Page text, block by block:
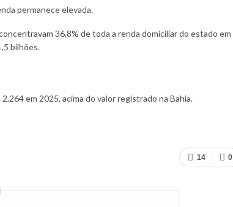
permanece elevada.
36,8% de toda a renda domiciliar do estado em
bilhões.
em 2025, acima do valor registrado na Bahia.
0
14